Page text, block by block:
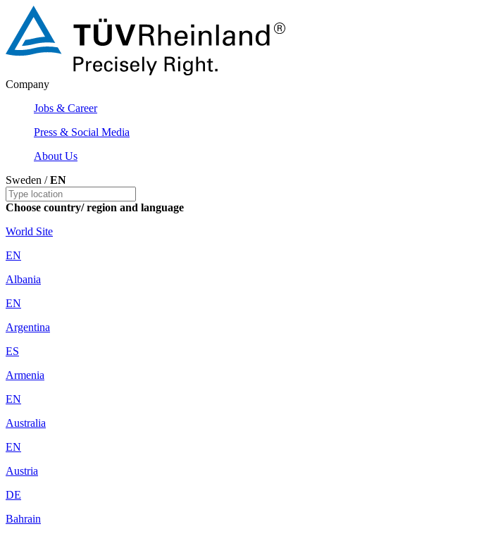
Company
Jobs & Career
Press & Social Media
About Us
Sweden /EN
Choose country/ region and language
World Site
EN
Albania
EN
Argentina
ES
Armenia
EN
Australia
EN
Austria
DE
Bahrain